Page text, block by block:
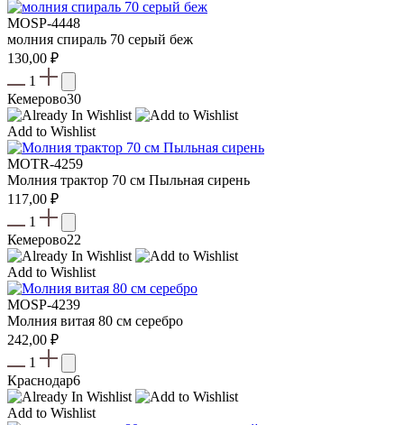
MOSP-4448
молния спираль 70 серый беж
130,00 ₽
1
Кемерово30
Add to Wishlist
MOTR-4259
Молния трактор 70 см Пыльная сирень
117,00 ₽
1
Кемерово22
Add to Wishlist
МOSP-4239
Молния витая 80 см серебро
242,00 ₽
1
Краснодар6
Add to Wishlist